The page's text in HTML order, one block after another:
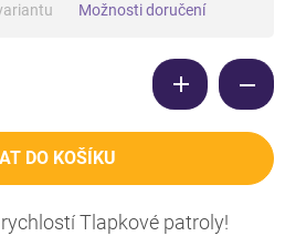
Možnosti doručení
DO KOŠÍKU
Tlapkové patroly!